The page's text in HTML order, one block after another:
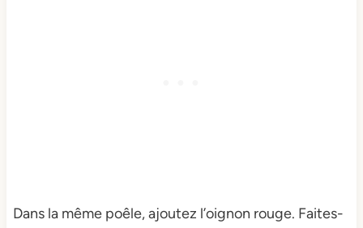
Dans la même poêle, ajoutez l’oignon rouge. Faites-